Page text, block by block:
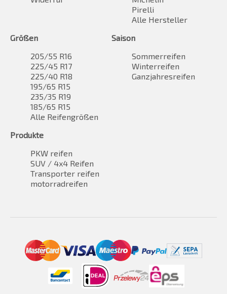
Pirelli
Alle Hersteller
Größen
205/55 R16
225/45 R17
225/40 R18
195/65 R15
235/35 R19
185/65 R15
Alle Reifengrößen
Saison
Sommerreifen
Winterreifen
Ganzjahresreifen
Produkte
PKW reifen
SUV / 4x4 Reifen
Transporter reifen
motorradreifen